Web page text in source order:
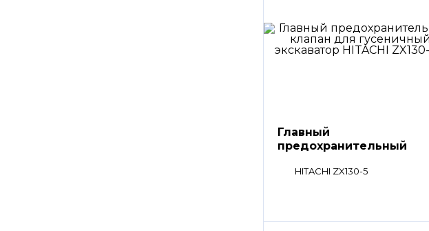
Главный
предохранительный
HITACHI ZX130-5